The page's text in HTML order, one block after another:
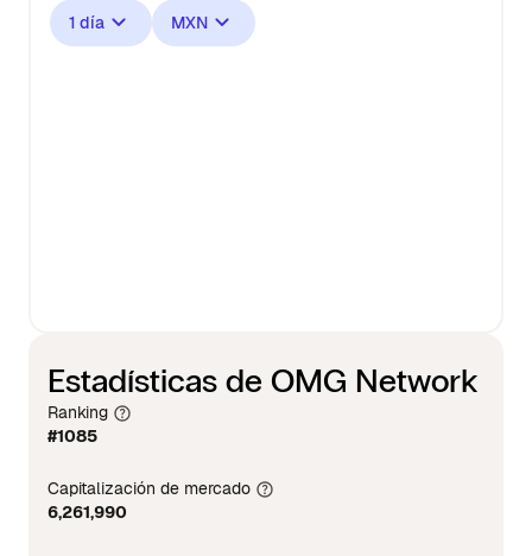
1 día MXN
Estadísticas de OMG Network
Ranking
#1085
Capitalización de mercado
6,261,990